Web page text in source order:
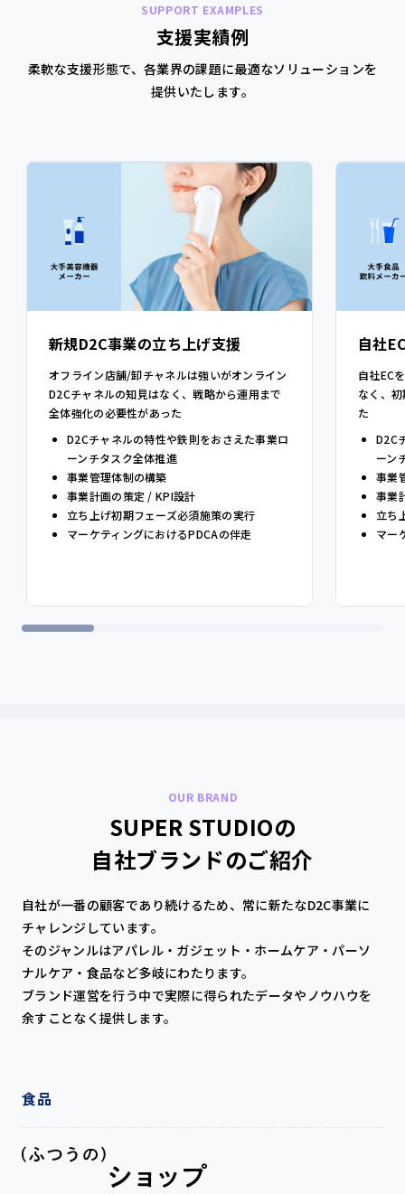
SUPPORT EXAMPLES
支援実績例
柔軟な支援形態で、各業界の課題に最適なソリューションを
提供いたします。
新規D2C事業の立ち上げ支援
オフライン店舗/卸チャネルは強いがオンライン
D2Cチャネルの知見はなく、戦略から運用まで
全体強化の必要性があった
D2Cチャネルの特性や鉄則をおさえた事業ロ
ーンチタスク全体推進
事業管理体制の構築
事業計画の策定 / KPI設計
立ち上げ初期フェーズ必須施策の実行
マーケティングにおけるPDCAの伴走
自社
自社EC
なく、
た
D2C
ーン
事業
事業
立ち
マー
OUR BRAND
SUPER STUDIOの
自社ブランドのご紹介
自社が一番の顧客であり続けるため、常に新たなD2C事業に
チャレンジしています。
そのジャンルはアパレル・ガジェット・ホームケア・パーソ
ナルケア・食品など多岐にわたります。
ブランド運営を行う中で実際に得られたデータやノウハウを
余すことなく提供します。
食品